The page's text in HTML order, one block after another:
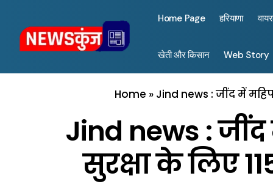
Home Page हरियाणा
खेती और किसान Web Story
Home » Jind news : जींद में
Jind news :
सुरक्षा के लिए